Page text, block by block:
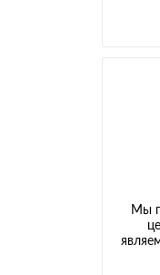
Мы